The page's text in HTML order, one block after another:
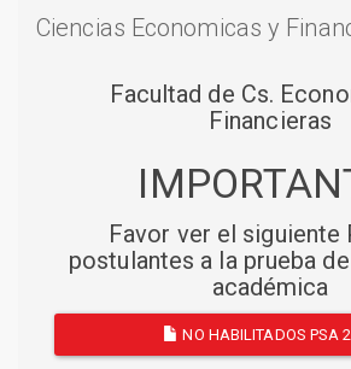
Ciencias Economicas y
Facultad de Cs.
Financieras
Favor ver el siguiente
postulantes a la prueba
académica
NO HABILITADOS PSA